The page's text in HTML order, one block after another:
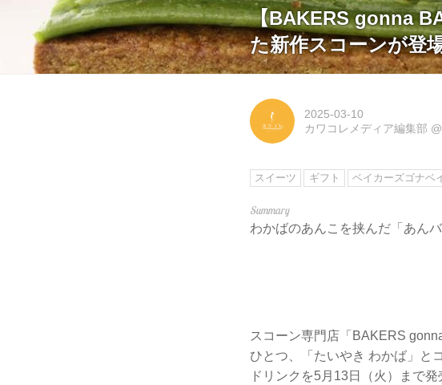
【BAKERS gonna
た新作スコーンが登
2025-03-10
カワコレメディア編集部 @
スイーツ ギフト ベイカーズゴナベ
わかばのあんこを挟んだ「あん
スコーン専門店「BAKERS
ひとつ、「たいやき わかば」と
ドリンクを5月13日（火）まで発